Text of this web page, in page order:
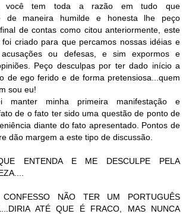
você tem toda a razão em tudo que
de maneira humilde e honesta lhe peço
de contas como citou anteriormente, este
criado para que percamos nossas idéias e
ou defesas, e sim expormos e
Peço desculpas por ter dado início a
de ego ferido e de forma pretensiosa...quem
sou eu!
manter minha primeira manifestação e
de o fato ter sido uma questão de ponto de
diante do fato apresentado. Pontos de
dão margem a este tipo de discussão.
ENTENDA E ME DESCULPE PELA
NÃO TER UM PORTUGUÊS
ATÉ QUE É FRACO, MAS NUNCA